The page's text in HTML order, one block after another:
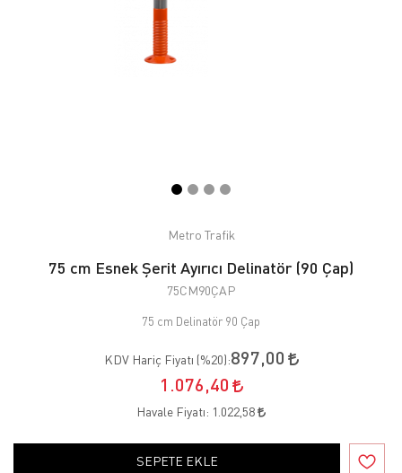
Metro Trafik
75 cm Esnek Şerit Ayırıcı Delinatör (90 Çap)
75CM90ÇAP
75 cm Delinatör 90 Çap
KDV Hariç Fiyatı (%20):897,00
1.076,40
Havale Fiyatı: 1.022,58
SEPETE EKLE